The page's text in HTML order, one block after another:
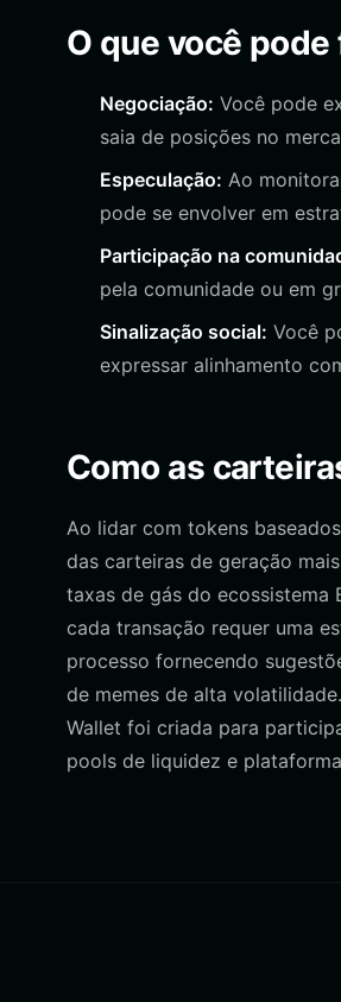
O que você
Negociação: Você pode
saia de posições no
Especulação: Ao
pode se envolver em
Participação na
pela comunidade ou em
Sinalização social: Você
expressar alinhamento
Como as
Ao lidar com tokens
das carteiras de geração
taxas de gás do ecossistema
cada transação requer uma
processo fornecendo
de memes de alta
Wallet foi criada para
pools de liquidez e